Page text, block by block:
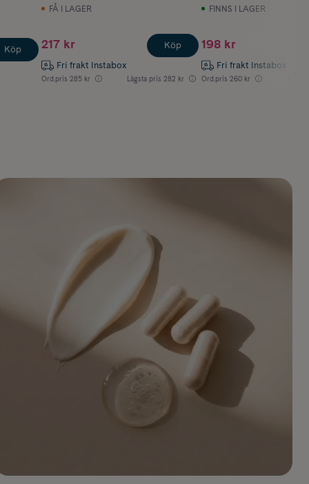
Köp
FÅ I LAGER
217 kr
Fri frakt Instabox
Ord.pris 285 kr Lägsta pris 282 kr
Köp
FINNS I LAGER
198 kr
Fri frakt Instabox
Ord.pris 260 kr